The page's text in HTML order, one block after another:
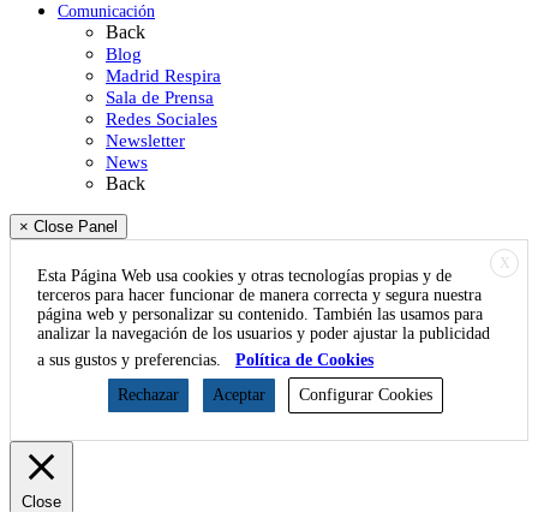
Comunicación
Back
Blog
Madrid Respira
Sala de Prensa
Redes Sociales
Newsletter
News
Back
× Close Panel
X
Esta Página Web usa cookies y otras tecnologías propias y de
terceros para hacer funcionar de manera correcta y segura nuestra
página web y personalizar su contenido. También las usamos para
analizar la navegación de los usuarios y poder ajustar la publicidad
a sus gustos y preferencias.
Política de Cookies
Rechazar
Aceptar Configurar Cookies
Close